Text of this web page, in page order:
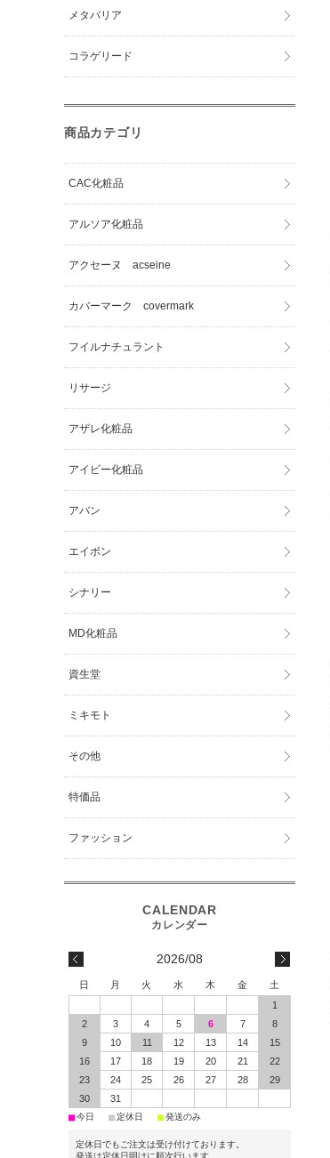
メタバリア
コラゲリード
商品カテゴリ
CAC化粧品
アルソア化粧品
アクセーヌ acseine
カバーマーク covermark
フイルナチュラント
リサージ
アザレ化粧品
アイビー化粧品
アバン
エイボン
シナリー
MD化粧品
資生堂
ミキモト
その他
特価品
ファッション
2026/08
日 月 火 水 木 金
土
1
2
3 4 5 6 7
8
9
10 11 12 13 14
15
16
17 18 19 20 21
22
23
24 25 26 27 28
29
30
31
■今日 ■定休日 ■発送のみ
定休日でもご注文は受け付けております。
発送は定休日明けに順次行います。